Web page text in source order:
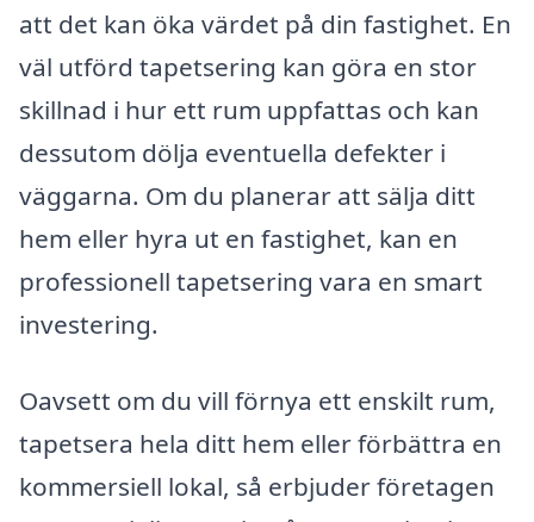
att det kan öka värdet på din fastighet. En
väl utförd tapetsering kan göra en stor
skillnad i hur ett rum uppfattas och kan
dessutom dölja eventuella defekter i
väggarna. Om du planerar att sälja ditt
hem eller hyra ut en fastighet, kan en
professionell tapetsering vara en smart
investering.
Oavsett om du vill förnya ett enskilt rum,
tapetsera hela ditt hem eller förbättra en
kommersiell lokal, så erbjuder företagen